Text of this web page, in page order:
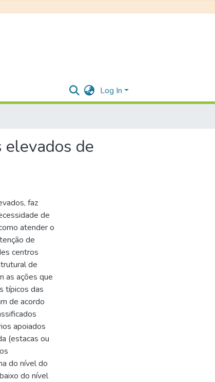
Log In
de
faz
de
atender o
de
centros
de
as ações que
típicos das
de acordo
apoiados
(estacas ou
do nível do
do nível